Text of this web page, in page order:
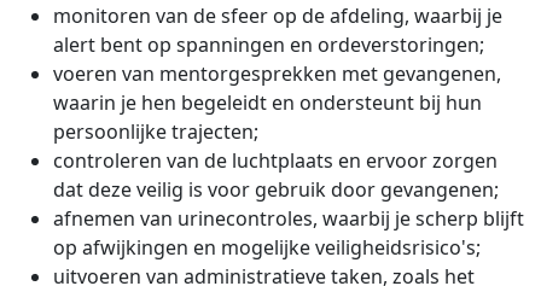
monitoren van de sfeer op de afdeling, waarbij je
alert bent op spanningen en ordeverstoringen;
voeren van mentorgesprekken met gevangenen,
waarin je hen begeleidt en ondersteunt bij hun
persoonlijke trajecten;
controleren van de luchtplaats en ervoor zorgen
dat deze veilig is voor gebruik door gevangenen;
afnemen van urinecontroles, waarbij je scherp blijft
op afwijkingen en mogelijke veiligheidsrisico's;
uitvoeren van administratieve taken, zoals het